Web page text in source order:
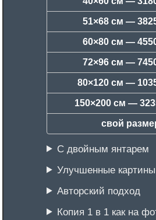
51×68 см —
60×80 см —
72×96 см —
80×120 см —
150×200 см —
свой
С двойным янтарем
Улучшенные картины
Авторский подход
Копия 1 в 1 как на